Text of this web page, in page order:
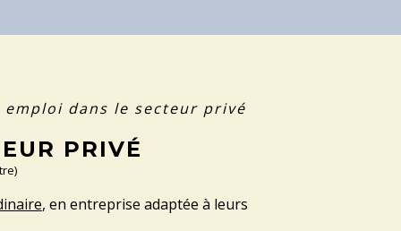
emploi dans le secteur privé
PRIVÉ
, en entreprise adaptée à leurs